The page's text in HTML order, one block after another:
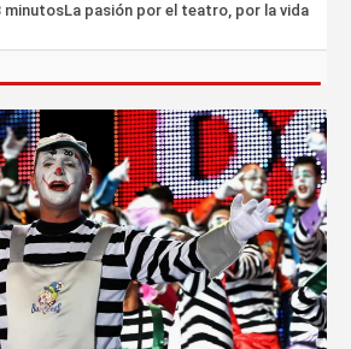
minutosLa pasión por el teatro, por la vida